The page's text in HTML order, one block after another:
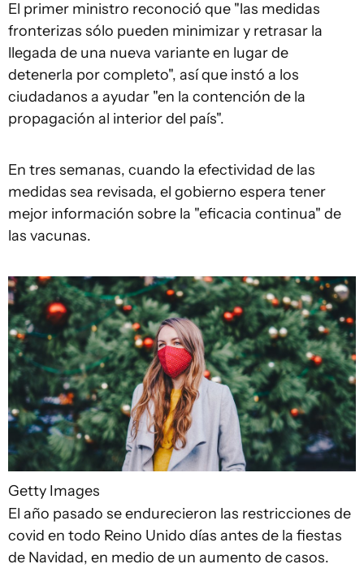
El primer ministro reconoció que "las medidas
fronterizas sólo pueden minimizar y retrasar la
llegada de una nueva variante en lugar de
detenerla por completo", así que instó a los
ciudadanos a ayudar "en la contención de la
propagación al interior del país".
En tres semanas, cuando la efectividad de las
medidas sea revisada, el gobierno espera tener
mejor información sobre la "eficacia continua" de
las vacunas.
Getty Images
El año pasado se endurecieron las restricciones de
covid en todo Reino Unido días antes de la fiestas
de Navidad, en medio de un aumento de casos.